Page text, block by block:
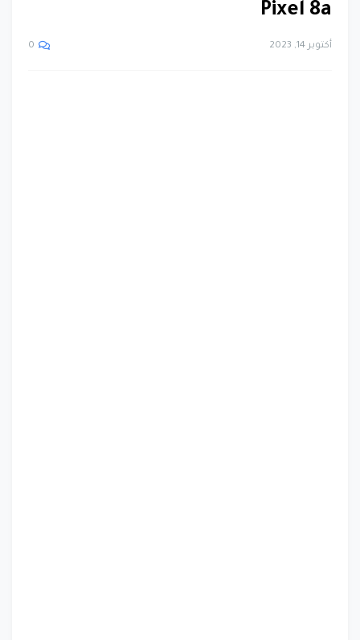
Pixel 8a
أكتوبر 14, 2023 0